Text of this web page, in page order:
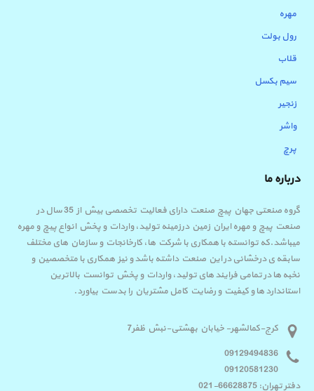
مهره
رول بولت
قلاب
سیم بکسل
زنجیر
واشر
پرچ
درباره ما
گروه صنعتی جهان پیچ صنعت دارای فعالیت تخصصی بیش از 35 سال در
صنعت پیچ و مهره ایران زمین درزمینه تولید، واردات و پخش انواع پیچ و مهره
میباشد.که توانسته با همکاری با شرکت ها، کارخانجات و سازمان های مختلف
سابقه ی درخشانی در این صنعت داشته باشد و نیز همکاری با متخصصین و
نخبه ها در تمامی فرایند های تولید، واردات و پخش توانست بالاترین
استاندارد ها و کیفیت و رضایت کامل مشتریان را بدست بیاورد.
کرج-کمالشهر- خیابان بهشتی-نبش ظفر7
09129494836
09120581230
دفتر تهران: 66628875-021